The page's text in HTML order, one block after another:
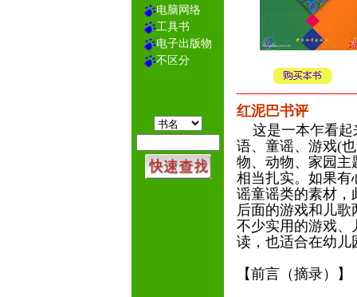
电脑网络
工具书
电子出版物
不区分
红泥巴书评
这是一本乍看起
语、童谣、游戏(
物、动物、家园主
相当扎实。如果有
谣童谣类的素材，
后面的游戏和儿
不少实用的游戏、
读，也适合在幼
【前言（摘录）】